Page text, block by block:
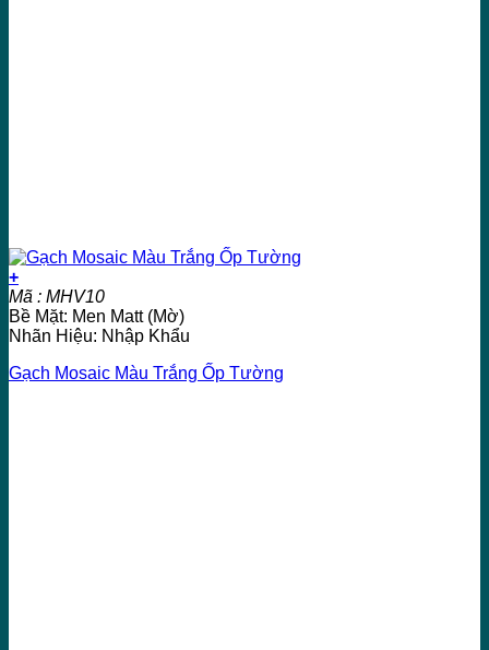
+
Mã : MHV10
Bề Mặt: Men Matt (Mờ)
Nhãn Hiệu: Nhập Khẩu
Gạch Mosaic Màu Trắng Ốp Tường